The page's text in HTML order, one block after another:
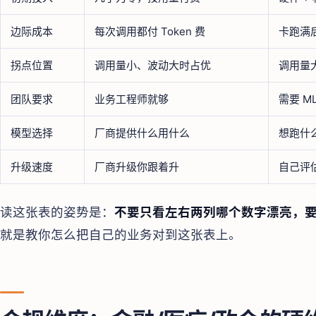
边际成本 每次调用都付 Token 费 卡跑满
拐点位置 调用量小、波动大时占优 调用量
团队要求 业务工程师就够 需要
模型选择 厂商提供什么用什么 想跑什
升级速度 厂商升级你跟着升 自己评
读这张表的姿势是： 不要只看左右两列哪个数字漂亮，
就是教你怎么把自己的业务对到这张表上。